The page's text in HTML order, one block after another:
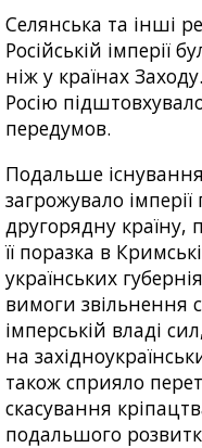
Селянська та інші
Російській імперії
ніж у країнах
Росію
передумов.
Подальше
загрожувало
другорядну країну,
її поразка в
українських
вимоги звільнення
імперській владі
на
також сприяло
скасування
подальшого